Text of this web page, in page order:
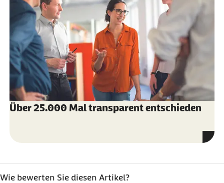
Über 25.000 Mal transparent entschieden
Wie bewerten Sie diesen Artikel?